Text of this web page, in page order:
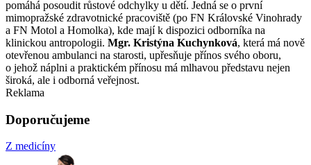
pomáhá posoudit růstové odchylky u dětí. Jedná se o první
mimopražské zdravotnické pracoviště (po FN Královské Vinohrady
a FN Motol a Homolka), kde mají k dispozici odborníka na
klinickou antropologii. Mgr. Kristýna Kuchynková, která má nově
otevřenou ambulanci na starosti, upřesňuje přínos svého oboru,
o jehož náplni a praktickém přínosu má mlhavou představu nejen
široká, ale i odborná veřejnost.
Reklama
Doporučujeme
Z medicíny